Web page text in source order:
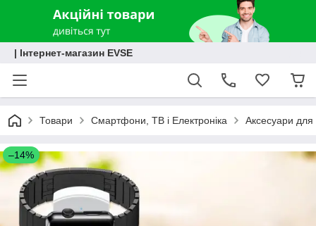
| Інтернет-магазин EVSE
Товари Смартфони, ТВ і Електроніка Аксесуари для
–14%